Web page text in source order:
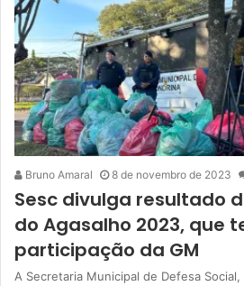
Bruno Amaral 8 de novembro de 2023
Sesc divulga resultado
do Agasalho 2023, que
participação da GM
A Secretaria Municipal de Defesa